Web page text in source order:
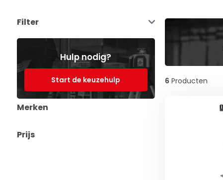
Filter
Hulp nodig?
Start de keuzehulp
Merken
Prijs
6 Producten